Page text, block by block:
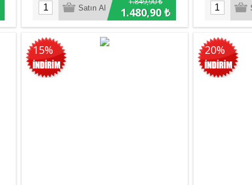
1.480,90 ₺
15% 20%